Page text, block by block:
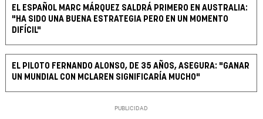
EL ESPAÑOL MARC MÁRQUEZ SALDRÁ PRIMERO EN AUSTRALIA:
"HA SIDO UNA BUENA ESTRATEGIA PERO EN UN MOMENTO
DIFÍCIL"
EL PILOTO FERNANDO ALONSO, DE 35 AÑOS, ASEGURA: "GANAR
UN MUNDIAL CON MCLAREN SIGNIFICARÍA MUCHO"